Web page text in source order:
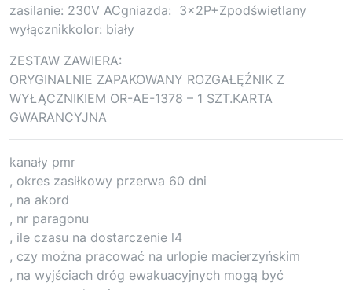
zasilanie: 230V ACgniazda: 3x2P+Zpodświetlany
wyłącznikkolor: biały
ZESTAW ZAWIERA:
ORYGINALNIE ZAPAKOWANY ROZGAŁĘŹNIK Z
WYŁĄCZNIKIEM OR-AE-1378 – 1 SZT.KARTA
GWARANCYJNA
kanały pmr
, okres zasiłkowy przerwa 60 dni
, na akord
, nr paragonu
, ile czasu na dostarczenie l4
, czy można pracować na urlopie macierzyńskim
, na wyjściach dróg ewakuacyjnych mogą być